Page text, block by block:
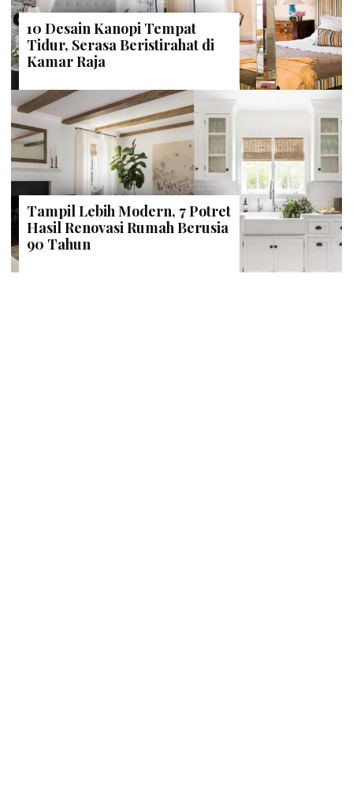
10 Desain Kanopi Tempat
Tidur, Serasa Beristirahat di
Kamar Raja
Tampil Lebih Modern, 7 Potret
Hasil Renovasi Rumah Berusia
90 Tahun